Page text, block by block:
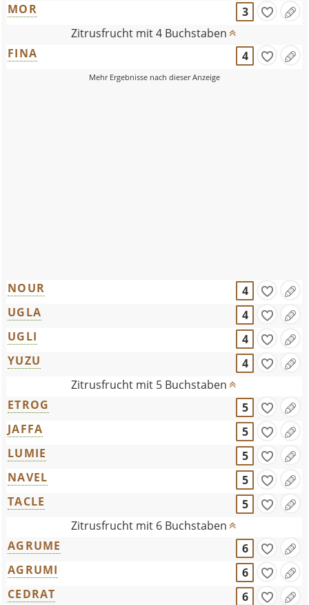
MOR
3
Zitrusfrucht mit 4 Buchstaben
FINA
4
NOUR
4
UGLA
4
UGLI
4
YUZU
4
Zitrusfrucht mit 5 Buchstaben
ETROG
5
JAFFA
5
LUMIE
5
NAVEL
5
TACLE
5
Zitrusfrucht mit 6 Buchstaben
AGRUME
6
AGRUMI
6
CEDRAT
6